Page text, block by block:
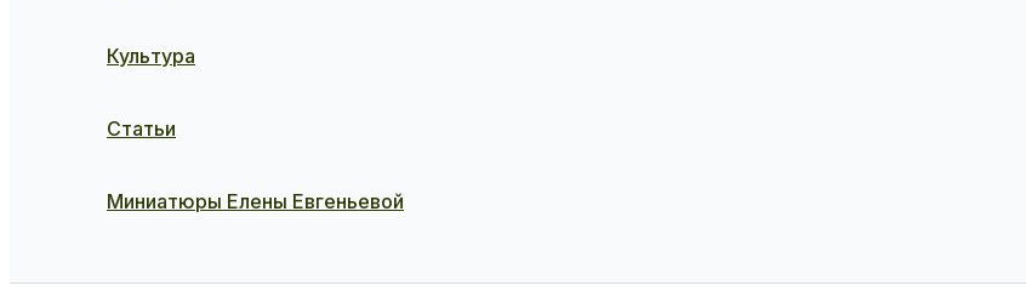
Культура
Статьи
Миниатюры Елены Евгеньевой